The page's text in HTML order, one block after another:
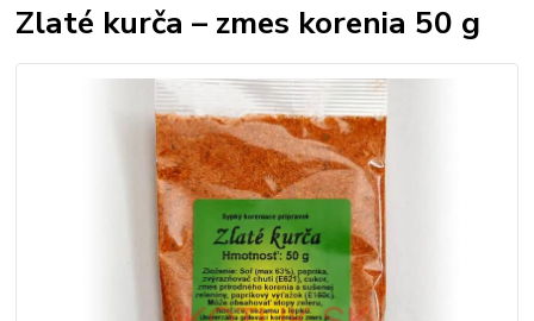
Zlaté kurča – zmes korenia 50 g